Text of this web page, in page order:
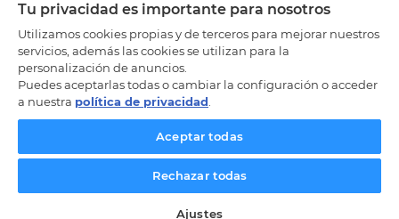
Tu privacidad es importante para nosotros
Utilizamos cookies propias y de terceros para mejorar nuestros
servicios, además las cookies se utilizan para la
personalización de anuncios.
Puedes aceptarlas todas o cambiar la configuración o acceder
a nuestra política de privacidad
Aceptar todas
Rechazar todas
Ajustes